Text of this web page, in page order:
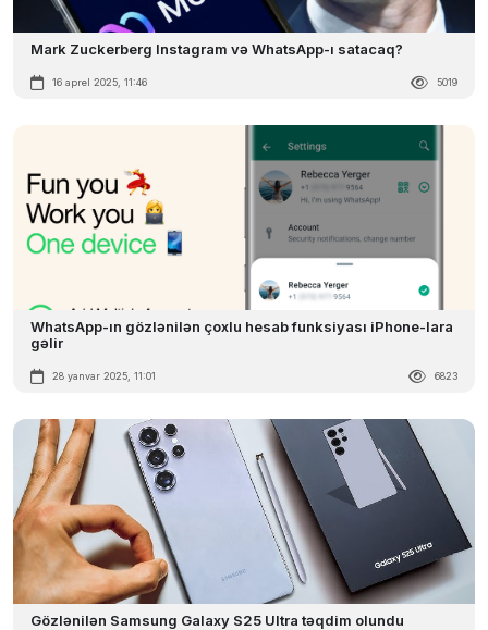
Mark Zuckerberg Instagram və WhatsApp-ı satacaq?
16 aprel 2025, 11:46 5019
WhatsApp-ın gözlənilən çoxlu hesab funksiyası iPhone-lara
gəlir
28 yanvar 2025, 11:01 6823
Gözlənilən Samsung Galaxy S25 Ultra təqdim olundu